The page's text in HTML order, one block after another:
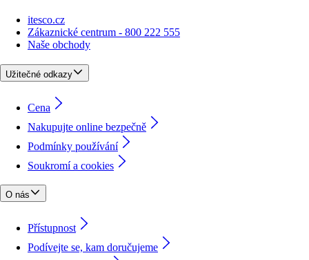
itesco.cz
Zákaznické centrum - 800 222 555
Naše obchody
Užitečné odkazy
Cena
Nakupujte online bezpečně
Podmínky používání
Soukromí a cookies
O nás
Přístupnost
Podívejte se, kam doručujeme